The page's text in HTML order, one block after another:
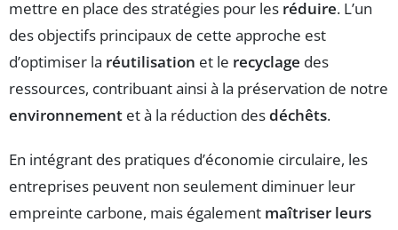
mettre en place des stratégies pour les réduire. L’un
des objectifs principaux de cette approche est
d’optimiser la réutilisation et le recyclage des
ressources, contribuant ainsi à la préservation de notre
environnement et à la réduction desdéchêts.
En intégrant des pratiques d’économie circulaire, les
entreprises peuvent non seulement diminuer leur
empreinte carbone, mais également maîtriser leurs